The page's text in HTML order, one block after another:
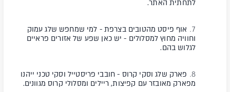
לתחתית האתר.
אוף פיסט מהטובים בצרפת - למי שמחפש שלג עמוק
וחוויה מחוץ למסלולים - יש כאן שפע של אזורים פראיים
לגלוש בהם.
פארק שלג וסקי קרוס - חובבי פריסטייל וסקי טכני ייהנו
מפארק מאובזר עם קפיצות, ריילים ומסלולי קרוס מגוונים.